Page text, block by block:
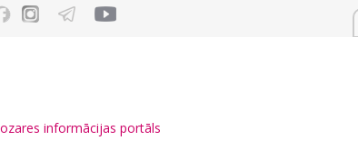
informācijas portāls